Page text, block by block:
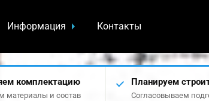
Информация Контакты
комплектацию
материалы и состав
Планируем
Согласовываем